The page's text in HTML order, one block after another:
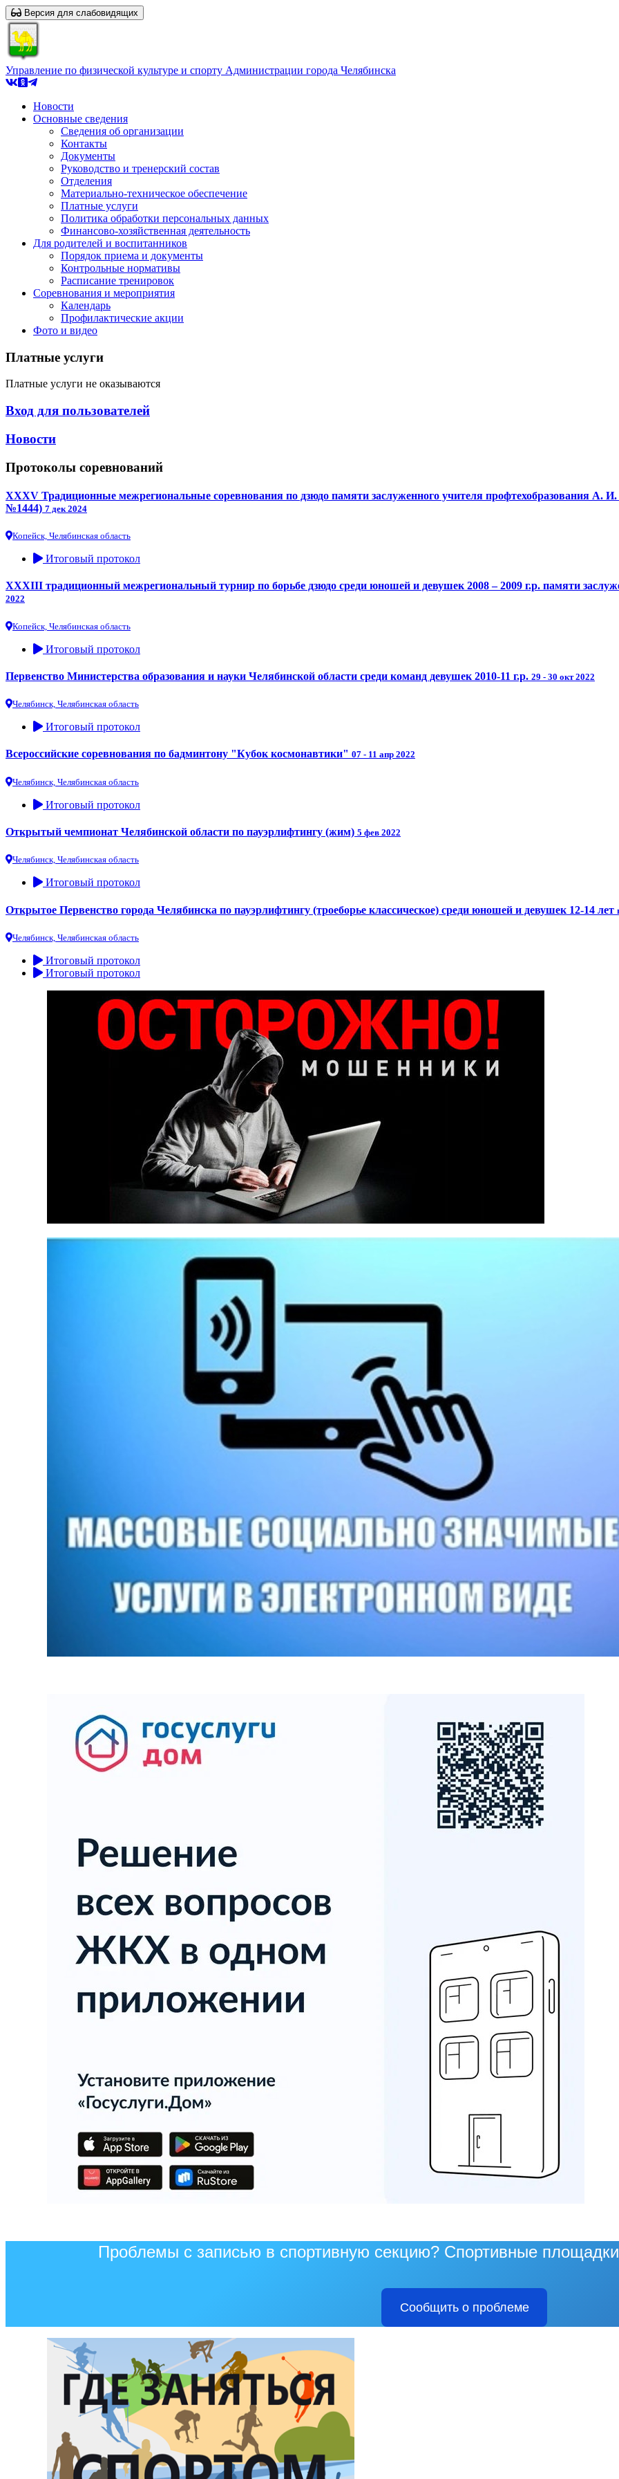
Версия для слабовидящих
Управление по физической культуре и спорту Администрации города Челябинска
Новости
Основные сведения
Сведения об организации
Контакты
Документы
Руководство и тренерский состав
Отделения
Материально-техническое обеспечение
Платные услуги
Политика обработки персональных данных
Финансово-хозяйственная деятельность
Для родителей и воспитанников
Порядок приема и документы
Контрольные нормативы
Расписание тренировок
Соревнования и мероприятия
Календарь
Профилактические акции
Фото и видео
Платные услуги
Платные услуги не оказываются
Вход для пользователей
Новости
Протоколы соревнований
XXXV Традиционные межрегиональные соревнования по дзюдо памяти заслуженного учителя профтехобразования
№1444) 7 дек 2024
Копейск, Челябинская область
Итоговый протокол
XXXIII традиционный межрегиональный турнир по борьбе дзюдо среди юношей и девушек 2008 – 2009 г.р. памяти
2022
Копейск, Челябинская область
Итоговый протокол
Первенство Министерства образования и науки Челябинской области среди команд девушек 2010-11 г.р. 29 - 30 окт 2022
Челябинск, Челябинская область
Итоговый протокол
Всероссийские соревнования по бадминтону "Кубок космонавтики" 07 - 11 апр 2022
Челябинск, Челябинская область
Итоговый протокол
Открытый чемпионат Челябинской области по пауэрлифтингу (жим) 5 фев 2022
Челябинск, Челябинская область
Итоговый протокол
Открытое Первенство города Челябинска по пауэрлифтингу (троеборье классическое) среди юношей и девушек 12-14 лет
Челябинск, Челябинская область
Итоговый протокол
Итоговый протокол
Проблемы с записью в спортивную секцию? Спортивные
Сообщить о проблеме